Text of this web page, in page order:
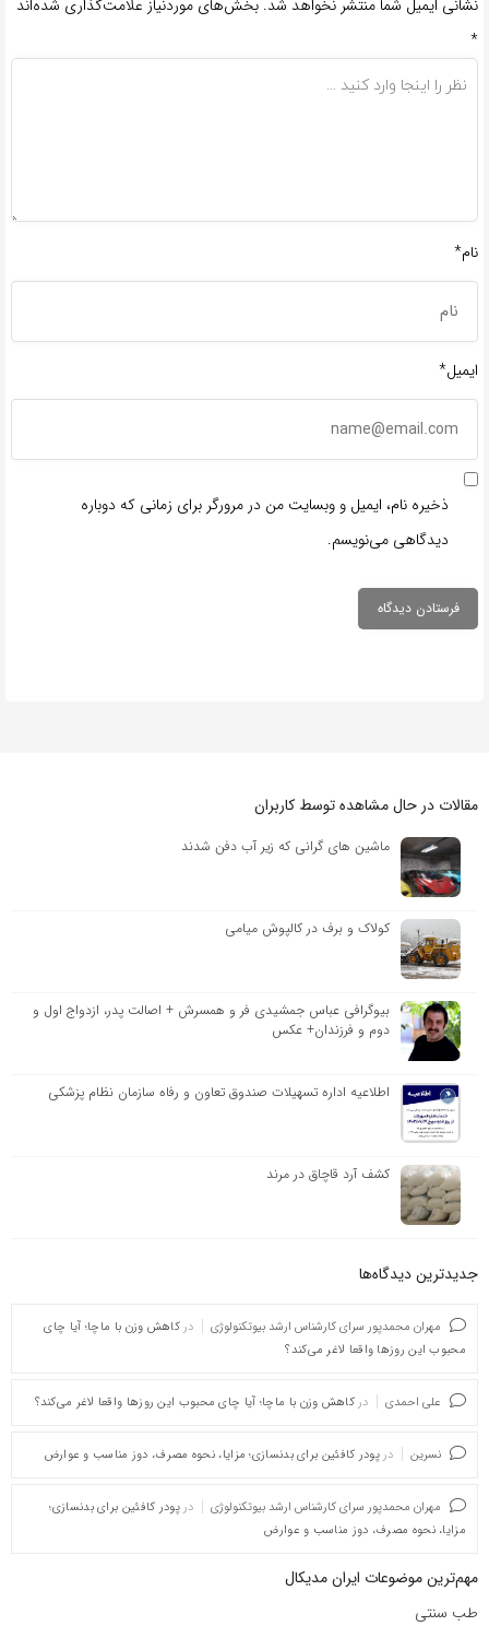
نشانی ایمیل شما منتشر نخواهد شد. بخش‌های موردنیاز علامت‌گذاری شده‌اند
*
نام*
ایمیل*
ذخیره نام، ایمیل و وبسایت من در مرورگر برای زمانی که دوباره
دیدگاهی می‌نویسم.
مقالات در حال مشاهده توسط کاربران
ماشین های گرانی که زیر آب دفن شدند
کولاک و برف در کالپوش میامی
بیوگرافی عباس جمشیدی فر و همسرش + اصالت پدر، ازدواج اول و
دوم و فرزندان+ عکس
اطلاعیه اداره تسهیلات صندوق تعاون و رفاه سازمان نظام پزشکی
کشف آرد قاچاق در مرند
جدیدترین دیدگاه‌‌ها
مهران محمدپور سرای کارشناس ارشد بیوتکنولوژی در کاهش وزن با ماچا؛ آیا چای
محبوب این روزها واقعا لاغر می‌کند؟
علی احمدی در کاهش وزن با ماچا؛ آیا چای محبوب این روزها واقعا لاغر می‌کند؟
نسرین در پودر کافئین برای بدنسازی؛ مزایا، نحوه مصرف، دوز مناسب و عوارض
مهران محمدپور سرای کارشناس ارشد بیوتکنولوژی در پودر کافئین برای بدنسازی؛
مزایا، نحوه مصرف، دوز مناسب و عوارض
مهم‌ترین موضوعات ایران مدیکال
طب سنتی